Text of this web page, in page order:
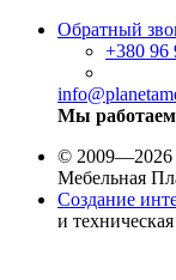
Обратный
+380 96
Мы
© 2009—2026
Мебельная
Создание
и